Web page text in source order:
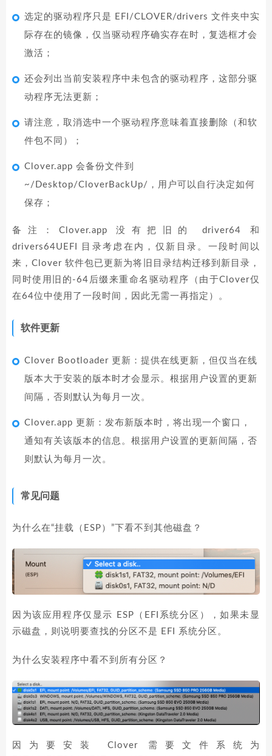
选定的驱动程序只是 EFI/CLOVER/drivers 文件夹中实
际存在的镜像，仅当驱动程序确实存在时，复选框才会
激活；
还会列出当前安装程序中未包含的驱动程序，这部分驱
动程序无法更新；
请注意，取消选中一个驱动程序意味着直接删除（和软
件包不同）；
Clover.app 会备份文件到
~/Desktop/CloverBackUp/，用户可以自行决定如何
保存；
备注：Clover.app 没有把旧的 driver64 和
drivers64UEFI 目录考虑在内，仅新目录。一段时间以
来，Clover 软件包已更新为将旧目录结构迁移到新目录，
同时使用旧的-64后缀来重命名驱动程序（由于Clover仅
在64位中使用了一段时间，因此无需一再指定）。
软件更新
Clover Bootloader 更新：提供在线更新，但仅当在线
版本大于安装的版本时才会显示。根据用户设置的更新
间隔，否则默认为每月一次。
Clover.app 更新：发布新版本时，将出现一个窗口，
通知有关该版本的信息。根据用户设置的更新间隔，否
则默认为每月一次。
常见问题
为什么在“挂载（ESP）”下看不到其他磁盘？
因为该应用程序仅显示 ESP（EFI系统分区），如果未显
示磁盘，则说明要查找的分区不是 EFI 系统分区。
为什么安装程序中看不到所有分区？
因为要安装 Clover 需要文件系统为